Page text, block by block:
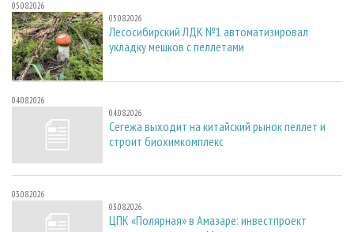
05.08.2026
05.08.2026
Лесосибирский ЛДК №1 автоматизировал
укладку мешков с пеллетами
04.08.2026
04.08.2026
Сегежа выходит на китайский рынок пеллет и
строит биохимкомплекс
03.08.2026
03.08.2026
ЦПК «Полярная» в Амазаре: инвестпроект